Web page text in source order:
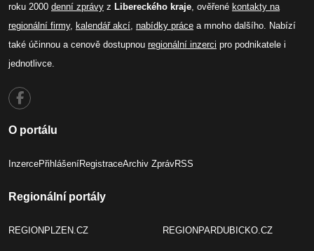
roku 2000 denní zprávy z Libereckého kraje, ověřené kontakty na
regionální firmy, kalendář akcí, nabídky práce a mnoho dalšího. Nabízí
také účinnou a cenově dostupnou regionální inzerci pro podnikatele i
jednotlivce.
O portálu
InzercePřihlášeníRegistraceArchiv ZprávRSS
Regionální portály
REGIONPLZEN.CZ REGIONPARDUBICKO.CZ